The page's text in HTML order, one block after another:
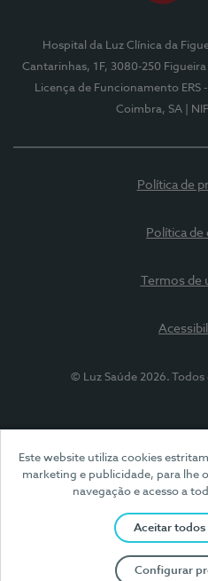
Este website utiliza cookies
marketing e publicidade, para lhe
navegação e acesso a
Aceitar todos
Configurar
Hospital da Luz Clínica da
Cantarinhas, 1F, 3080-250 Figueira
Licença de Funcionamento ERS
Coimbra, SA
|
Política de
Política de
Termos de
© Luz Saúde 2026.